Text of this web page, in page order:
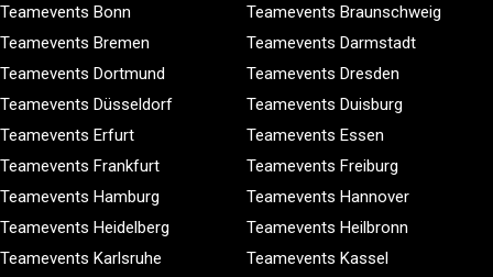
Teamevents Bonn
Teamevents Braunschweig
Teamevents Bremen
Teamevents Darmstadt
Teamevents Dortmund
Teamevents Dresden
Teamevents Düsseldorf
Teamevents Duisburg
Teamevents Erfurt
Teamevents Essen
Teamevents Frankfurt
Teamevents Freiburg
Teamevents Hamburg
Teamevents Hannover
Teamevents Heidelberg
Teamevents Heilbronn
Teamevents Karlsruhe
Teamevents Kassel